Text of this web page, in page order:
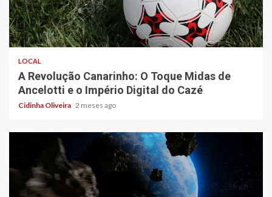
4 min read
LOCAL
A Revolução Canarinho: O Toque Midas de
Ancelotti e o Império Digital do Cazé
Cidinha Oliveira 2 meses ago